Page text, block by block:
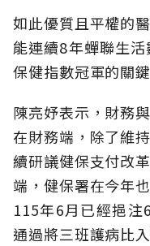
如此優質且平權的
能連續8年蟬聯生
保健指數冠軍的關鍵
陳亮妤表示，財務
在財務端，除了維
續研議健保支付改
端，健保署在今年
115年6月已經挹
通過將三班護病比